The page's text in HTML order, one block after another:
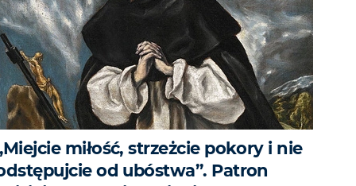
miłość, strzeżcie pokory i nie
od ubóstwa”. Patron